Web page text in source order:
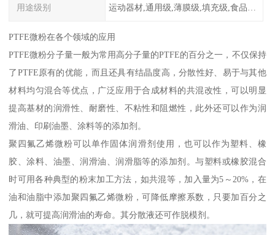
用途级别
PTFE微粉在各个领域的应用
PTFE微粉分子量一般为常用高分子量的PTFE的百分之一，不仅保持
了PTFE原有的优能，而且还具有结晶度高，分散性好、易于与其他
材料均匀混合等优点，广泛应用于合成材料的共混改性，可以明显
提高基材的润滑性、耐磨性、不粘性和阻燃性，此外还可以作为润
滑油、印刷油墨、涂料等的添加剂。
聚四氟乙烯微粉可以单作固体润滑剂使用，也可以作为塑料、橡
胶、涂料、油墨、润滑油、润滑脂等的添加剂。与塑料或橡胶混合
时可用各种典型的粉末加工方法，如共混等，加入量为5～20%，在
油和油脂中添加聚四氟乙烯微粉，可降低摩擦系数，只要加百分之
几，就可提高润滑油的寿命。其分散液还可作脱模剂。